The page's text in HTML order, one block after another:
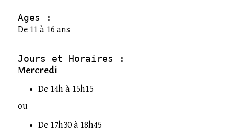
Ages :
De 11 à 16 ans
Jours et Horaires :
Mercredi
De 14h à 15h15
ou
De 17h30 à 18h45